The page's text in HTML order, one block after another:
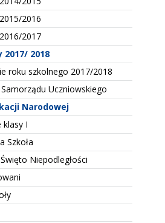
2016
2017
2017/ 2018
roku szkolnego 2017/2018
Uczniowskiego
Narodowej
klasy I
Szkoła
Niepodległości